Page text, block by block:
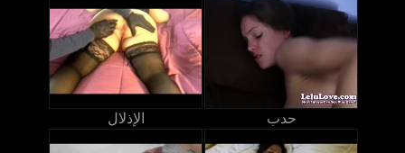
الإذلال حدب